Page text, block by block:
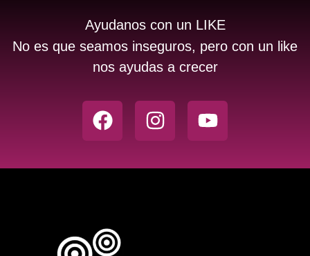
Ayudanos con un LIKE
No es que seamos inseguros, pero con un like
nos ayudas a crecer